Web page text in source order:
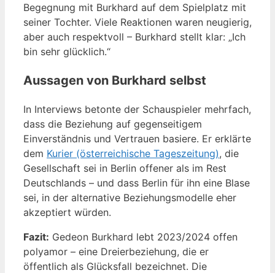
Begegnung mit Burkhard auf dem Spielplatz mit
seiner Tochter. Viele Reaktionen waren neugierig,
aber auch respektvoll – Burkhard stellt klar: „Ich
bin sehr glücklich.“
Aussagen von Burkhard selbst
In Interviews betonte der Schauspieler mehrfach,
dass die Beziehung auf gegenseitigem
Einverständnis und Vertrauen basiere. Er erklärte
dem Kurier (österreichische Tageszeitung), die
Gesellschaft sei in Berlin offener als im Rest
Deutschlands – und dass Berlin für ihn eine Blase
sei, in der alternative Beziehungsmodelle eher
akzeptiert würden.
Fazit: Gedeon Burkhard lebt 2023/2024 offen
polyamor – eine Dreierbeziehung, die er
öffentlich als Glücksfall bezeichnet. Die